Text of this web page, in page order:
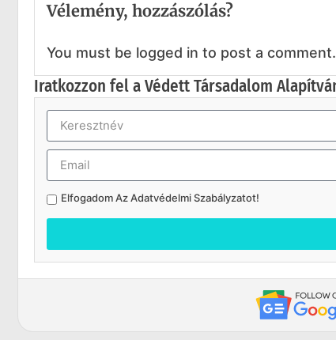
Vélemény, hozzászólás?
You must be logged in to post a comment.
Iratkozzon fel a Védett Társadalom
Elfogadom AzAdatvédelmi Szabályzatot!